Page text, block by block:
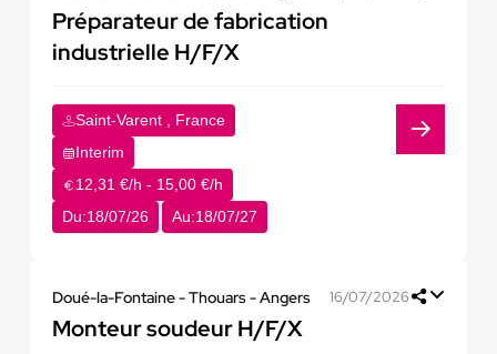
Préparateur de fabrication
industrielle H/F/X
Saint-Varent , France
Interim
12,31 €/h - 15,00 €/h
Du:18/07/26 Au:18/07/27
Doué-la-Fontaine - Thouars - Angers 16/07/2026
Monteur soudeur H/F/X